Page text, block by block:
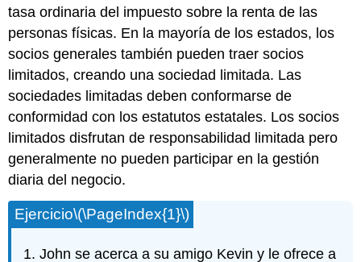
tasa ordinaria del impuesto sobre la renta de las
personas físicas. En la mayoría de los estados, los
socios generales también pueden traer socios
limitados, creando una sociedad limitada. Las
sociedades limitadas deben conformarse de
conformidad con los estatutos estatales. Los socios
limitados disfrutan de responsabilidad limitada pero
generalmente no pueden participar en la gestión
diaria del negocio.
Ejercicio\(\PageIndex{1}\)
John se acerca a su amigo Kevin y le ofrece a